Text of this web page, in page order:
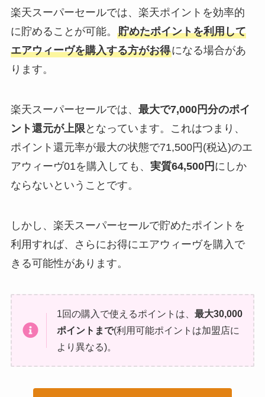
楽天スーパーセールでは、楽天ポイントを効率的
に貯めることが可能。 貯めたポイントを利用して
エアウィーヴを購入する方がお得になる場合があ
ります。
楽天スーパーセールでは、 最大で7,000円分のポイ
ント還元が上限 となっています。これはつまり、
ポイント還元率が最大の状態で71,500円(税込)のエ
アウィーヴ01を購入しても、 実質64,500円 にしか
ならないということです。
しかし、楽天スーパーセールで貯めたポイントを
利用すれば、さらにお得にエアウィーヴを購入で
きる可能性があります。
1回の購入で使えるポイントは、最大30,000
ポイントまで(利用可能ポイントは加盟店に
より異なる)。